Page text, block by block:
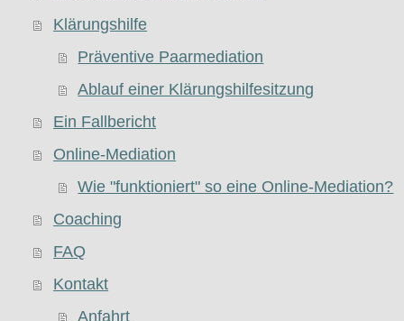
Klärungshilfe
Präventive Paarmediation
Ablauf einer Klärungshilfesitzung
Ein Fallbericht
Online-Mediation
Wie "funktioniert" so eine Online-Mediation?
Coaching
FAQ
Kontakt
Anfahrt